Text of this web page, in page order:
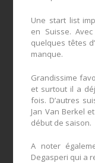
Une start list
en Suisse.
quelques têtes
manque.
Grandissime
et surtout il a
fois. D’autres
Jan Van Berkel
début de saison.
A noter
Degasperi qui a